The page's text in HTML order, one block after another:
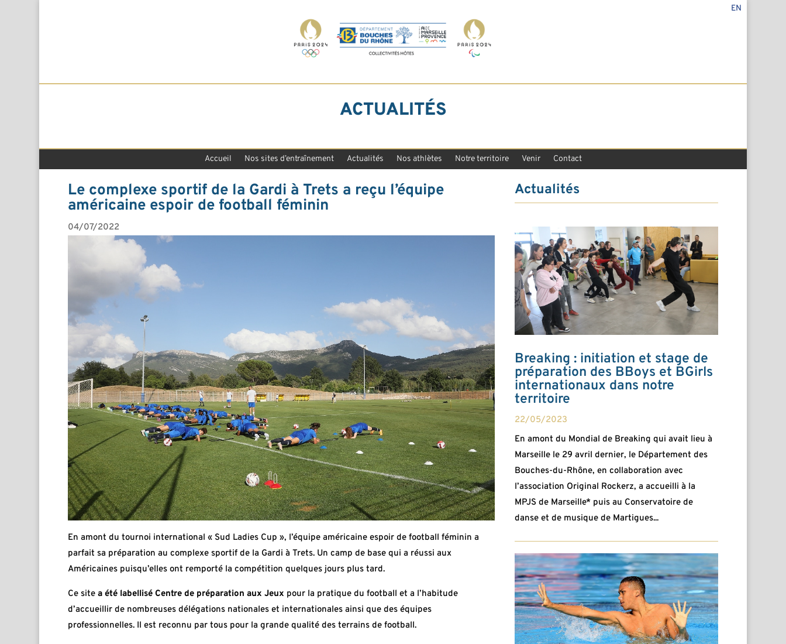
EN
ACTUALITÉS
Accueil Nos sites d’entraînement Actualités Nos athlètes Notre territoire Venir Contact
Le complexe sportif de la Gardi à Trets a reçu l’équipe
américaine espoir de football féminin
04/07/2022
En amont du tournoi international « Sud Ladies Cup », l’équipe américaine espoir de football féminin a
parfait sa préparation au complexe sportif de la Gardi à Trets. Un camp de base qui a réussi aux
Américaines puisqu’elles ont remporté la compétition quelques jours plus tard.
Ce site a été labellisé Centre de préparation aux Jeux pour la pratique du football et a l’habitude
d’accueillir de nombreuses délégations nationales et internationales ainsi que des équipes
professionnelles. Il est reconnu par tous pour la grande qualité des terrains de football.
Actualités
Breaking : initiation et stage de
préparation des BBoys et BGirls
internationaux dans notre
territoire
22/05/2023
En amont du Mondial de Breaking qui avait lieu à
Marseille le 29 avril dernier, le Département des
Bouches-du-Rhône, en collaboration avec
l’association Original Rockerz, a accueilli à la
MPJS de Marseille* puis au Conservatoire de
danse et de musique de Martigues...